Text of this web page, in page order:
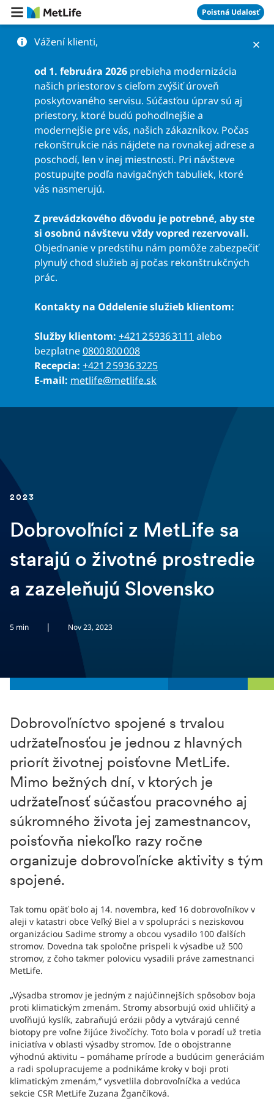
Preskočiť na obsah Poistná Udalosť
Vážení klienti,
od 1. februára 2026 prebieha modernizácia
našich priestorov s cieľom zvýšiť úroveň
poskytovaného servisu. Súčasťou úprav sú aj
priestory, ktoré budú pohodlnejšie a
modernejšie pre vás, našich zákazníkov. Počas
rekonštrukcie nás nájdete na rovnakej adrese a
poschodí, len v inej miestnosti. Pri návšteve
postupujte podľa navigačných tabuliek, ktoré
vás nasmerujú.
Z prevádzkového dôvodu je potrebné, aby ste
si osobnú návštevu vždy vopred rezervovali.
Objednanie v predstihu nám pomôže zabezpečiť
plynulý chod služieb aj počas rekonštrukčných
prác.
Kontakty na Oddelenie služieb klientom:
Služby klientom: +421 2 5936 3111 alebo
bezplatne0800 800 008
Recepcia: +421 2 5936 3225
E-mail: metlife@metlife.sk
2023
Dobrovoľníci z MetLife sa
starajú o životné prostredie
a zazeleňujú Slovensko
5 min | Nov 23, 2023
Dobrovoľníctvo spojené s trvalou
udržateľnosťou je jednou z hlavných
priorít životnej poisťovne MetLife.
Mimo bežných dní, v ktorých je
udržateľnosť súčasťou pracovného aj
súkromného života jej zamestnancov,
poisťovňa niekoľko razy ročne
organizuje dobrovoľnícke aktivity s tým
spojené.
Tak tomu opäť bolo aj 14. novembra, keď 16 dobrovoľníkov v
aleji v katastri obce Veľký Biel a v spolupráci s neziskovou
organizáciou Sadime stromy a obcou vysadilo 100 ďalších
stromov. Dovedna tak spoločne prispeli k výsadbe už 500
stromov, z čoho takmer polovicu vysadili práve zamestnanci
MetLife.
„Výsadba stromov je jedným z najúčinnejších spôsobov boja
proti klimatickým zmenám. Stromy absorbujú oxid uhličitý a
uvoľňujú kyslík, zabraňujú erózii pôdy a vytvárajú cenné
biotopy pre voľne žijúce živočíchy. Toto bola v poradí už tretia
iniciatíva v oblasti výsadby stromov. Ide o obojstranne
výhodnú aktivitu – pomáhame prírode a budúcim generáciám
a radi spolupracujeme a podnikáme kroky v boji proti
klimatickým zmenám,“ vysvetlila dobrovoľníčka a vedúca
sekcie CSR MetLife Zuzana Žgančíková.